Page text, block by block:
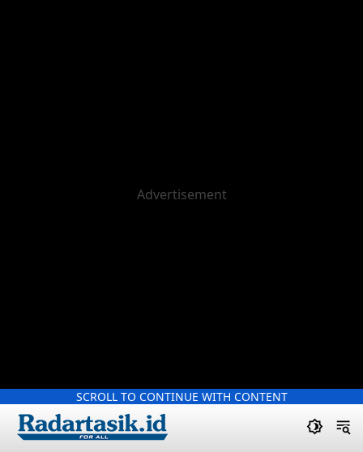
SCROLL TO CONTINUE WITH CONTENT